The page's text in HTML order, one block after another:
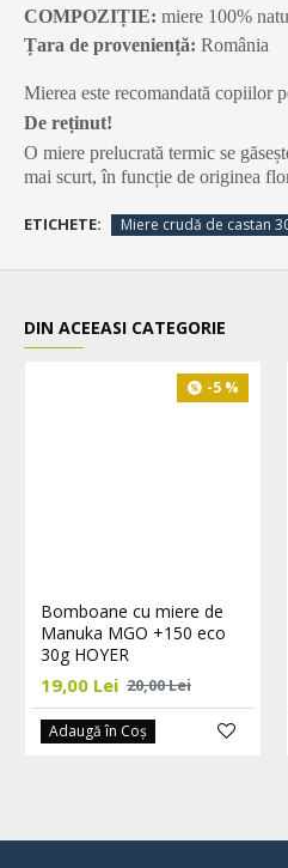
COMPOZIȚIE: miere 100%
Țara de proveniență: România
Mierea este recomandată copiilor
De reținut!
O miere prelucrată termic se
mai scurt, în funcție de originea
ETICHETE: Miere crudă de castan
DIN ACEEASI CATEGORIE
-5 %
Bomboane cu miere de
Manuka MGO +150 eco
30g HOYER
19,00 Lei 20,00 Lei
Adaugă în Coş